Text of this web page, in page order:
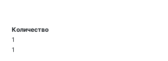
Количество
1
1